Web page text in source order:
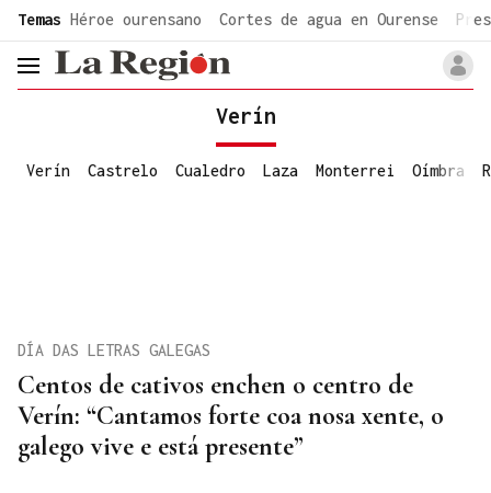
common.go-to-content
Temas Héroe ourensano Cortes de agua en Ourense
header.menu.open
Verín
Verín Castrelo Cualedro Laza Monterrei Oímbra
Centos de cativos enchen o centro de
Verín: “Cantamos forte coa nosa xente, o
galego vive e está presente”
DÍA DAS LETRAS GALEGAS